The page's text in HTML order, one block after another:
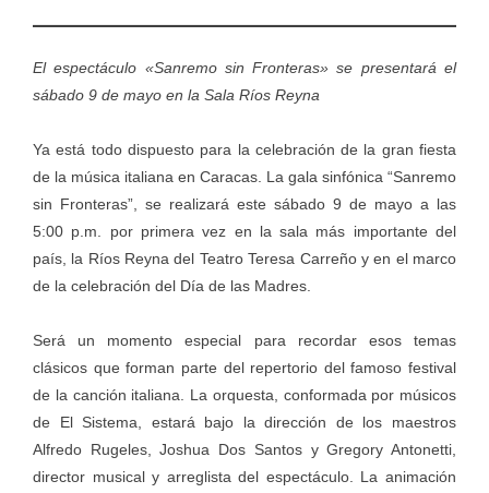
El espectáculo «Sanremo sin Fronteras» se presentará el
sábado 9 de mayo en la Sala Ríos Reyna
Ya está todo dispuesto para la celebración de la gran fiesta
de la música italiana en Caracas. La gala sinfónica “Sanremo
sin Fronteras”, se realizará este sábado 9 de mayo a las
5:00 p.m. por primera vez en la sala más importante del
país, la Ríos Reyna del Teatro Teresa Carreño y en el marco
de la celebración del Día de las Madres.
Será un momento especial para recordar esos temas
clásicos que forman parte del repertorio del famoso festival
de la canción italiana. La orquesta, conformada por músicos
de El Sistema, estará bajo la dirección de los maestros
Alfredo Rugeles, Joshua Dos Santos y Gregory Antonetti,
director musical y arreglista del espectáculo. La animación